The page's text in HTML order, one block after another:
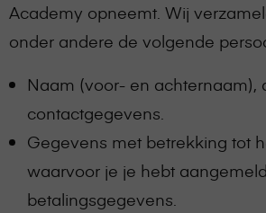
Academy opneemt. Wij
onder andere de volgende
Naam (voor- en achternaam),
contactgegevens.
Gegevens met betrekking tot
waarvoor je je hebt
betalingsgegevens.